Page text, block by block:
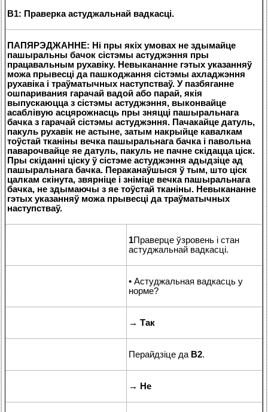
B1: Праверка астуджальнай вадкасці.
ПАПЯРЭДЖАННЕ: Ні пры якіх умовах не здымайце
пашыральны бачок сістэмы астуджэння пры
працавальным рухавіку. Невыкананне гэтых указанняў
можа прывесці да пашкоджання сістэмы ахладжэння
рухавіка і траўматычных наступстваў. У пазбяганне
ошпаривания гарачай вадой або парай, якія
выпускаюцца з сістэмы астуджэння, выконвайце
асаблівую асцярожнасць пры зняцці пашыральнага
бачка з гарачай сістэмы астуджэння. Пачакайце датуль,
пакуль рухавік не астыне, затым накрыйце кавалкам
тоўстай тканіны вечка пашыральнага бачка і павольна
паварочвайце яе датуль, пакуль не пачне скідацца ціск.
Пры скіданні ціску ў сістэме астуджэння адыдзіце ад
пашыральнага бачка. Пераканаўшыся ў тым, што ціск
цалкам скінута, звярніце і зніміце вечка пашыральнага
бачка, не здымаючы з яе тоўстай тканіны. Невыкананне
гэтых указанняў можа прывесці да траўматычных
наступстваў.
1Праверце ўзровень і стан
астуджальнай вадкасці.
• Астуджальная вадкасць у
норме?
→ Так
Перайдзіце да B2.
→ Не